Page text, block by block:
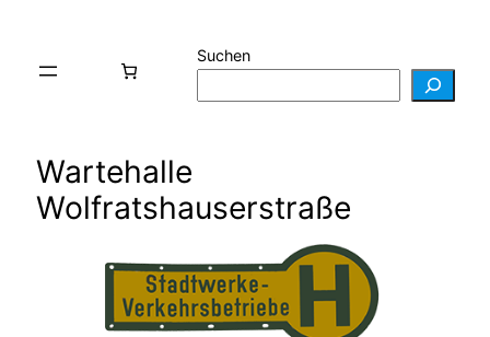
Suchen
Wartehalle
Wolfratshauserstraße